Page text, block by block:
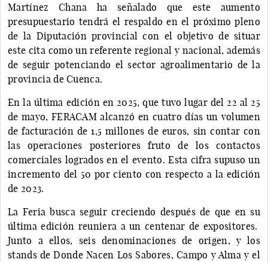
Martínez Chana ha señalado que este aumento
presupuestario tendrá el respaldo en el próximo pleno
de la Diputación provincial con el objetivo de situar
este cita como un referente regional y nacional, además
de seguir potenciando el sector agroalimentario de la
provincia de Cuenca.
En la última edición en 2025, que tuvo lugar del 22 al 25
de mayo, FERACAM alcanzó en cuatro días un volumen
de facturación de 1,5 millones de euros, sin contar con
las operaciones posteriores fruto de los contactos
comerciales logrados en el evento. Esta cifra supuso un
incremento del 50 por ciento con respecto a la edición
de 2023.
La Feria busca seguir creciendo después de que en su
última edición reuniera a un centenar de expositores.
Junto a ellos, seis denominaciones de origen, y los
stands de Donde Nacen Los Sabores, Campo y Alma y el